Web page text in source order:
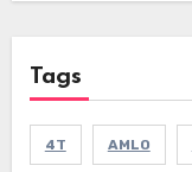
Tags
4T AMLO